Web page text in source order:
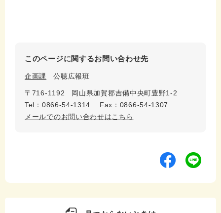
このページに関するお問い合わせ先
企画課 公聴広報班
〒716-1192
岡山県加賀郡吉備中央町豊野1-2
Tel：0866-54-1314
Fax：0866-54-1307
メールでのお問い合わせはこちら